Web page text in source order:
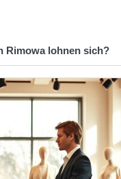
Rimowa lohnen sich?